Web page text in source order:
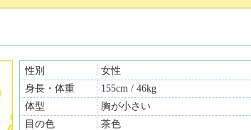
性別
女性
身長・体重
155cm / 46kg
体型
胸が小さい
目の色
茶色